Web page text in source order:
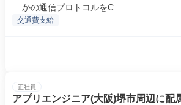
かの通信プロトコルをC...
交通費支給
正社員
アプリエンジニア(大阪)堺市周辺に配